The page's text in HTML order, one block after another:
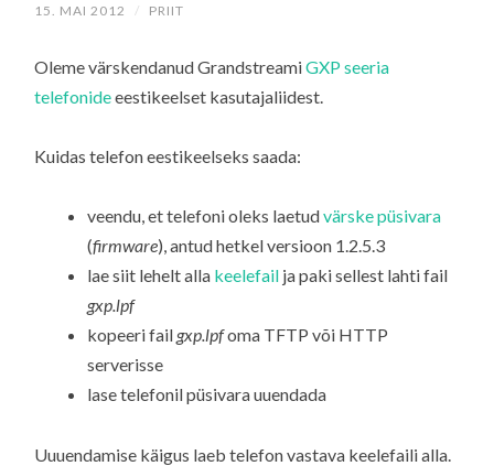
15. MAI 2012 / PRIIT
Oleme värskendanud GrandstreamiGXP seeria
telefonideeestikeelset kasutajaliidest.
Kuidas telefon eestikeelseks saada:
veendu, et telefoni oleks laetudvärske püsivara
(firmware), antud hetkel versioon 1.2.5.3
lae siit lehelt alla keelefail ja paki sellest lahti fail
gxp.lpf
kopeeri fail gxp.lpfoma TFTP või HTTP
serverisse
lase telefonil püsivara uuendada
Uuuendamise käigus laeb telefon vastava keelefaili alla.